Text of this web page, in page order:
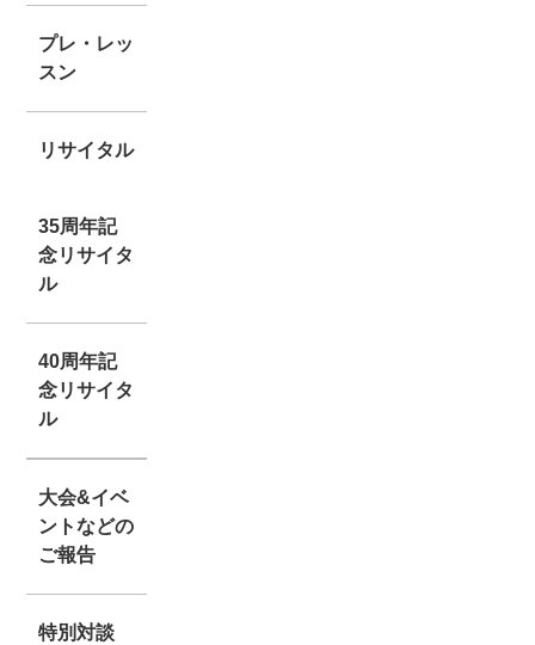
プレ・レッ
スン
リサイタル
35周年記
念リサイタ
ル
40周年記
念リサイタ
ル
大会&イベ
ントなどの
ご報告
特別対談